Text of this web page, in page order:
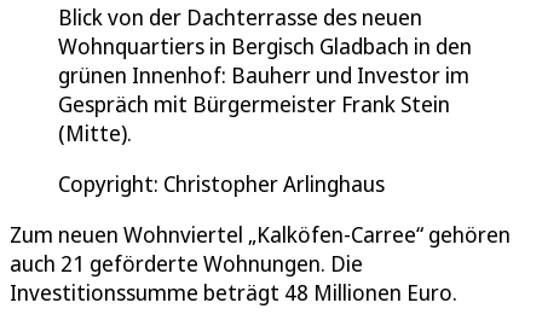
Blick von der Dachterrasse des neuen
Wohnquartiers in Bergisch Gladbach in den
grünen Innenhof: Bauherr und Investor im
Gespräch mit Bürgermeister Frank Stein
(Mitte).
Copyright: Christopher Arlinghaus
Zum neuen Wohnviertel „Kalköfen-Carree“ gehören
auch 21 geförderte Wohnungen. Die
Investitionssumme beträgt 48 Millionen Euro.